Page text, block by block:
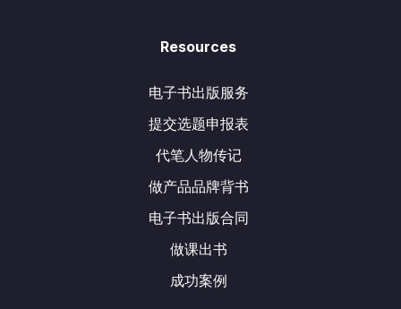
Resources
电子书出版服务
提交选题申报表
代笔人物传记
做产品品牌背书
电子书出版合同
做课出书
成功案例